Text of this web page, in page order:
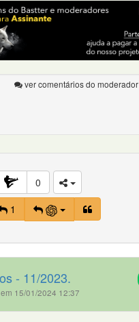
ver comentários do moderador
0
1
- 11/2023.
15/01/2024 12:37